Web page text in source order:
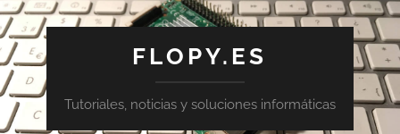
FLOPY.ES
Tutoriales, noticias y soluciones informáticas